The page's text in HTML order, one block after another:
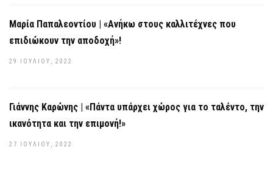
Μαρία Παπαλεοντίου | «Ανήκω στους καλλιτέχνες που
επιδιώκουν την αποδοχή»!
29 ΙΟΥΛΊΟΥ, 2022
Γιάννης Καρώνης | «Πάντα υπάρχει χώρος για το ταλέντο, την
ικανότητα και την επιμονή!»
27 ΙΟΥΛΊΟΥ, 2022